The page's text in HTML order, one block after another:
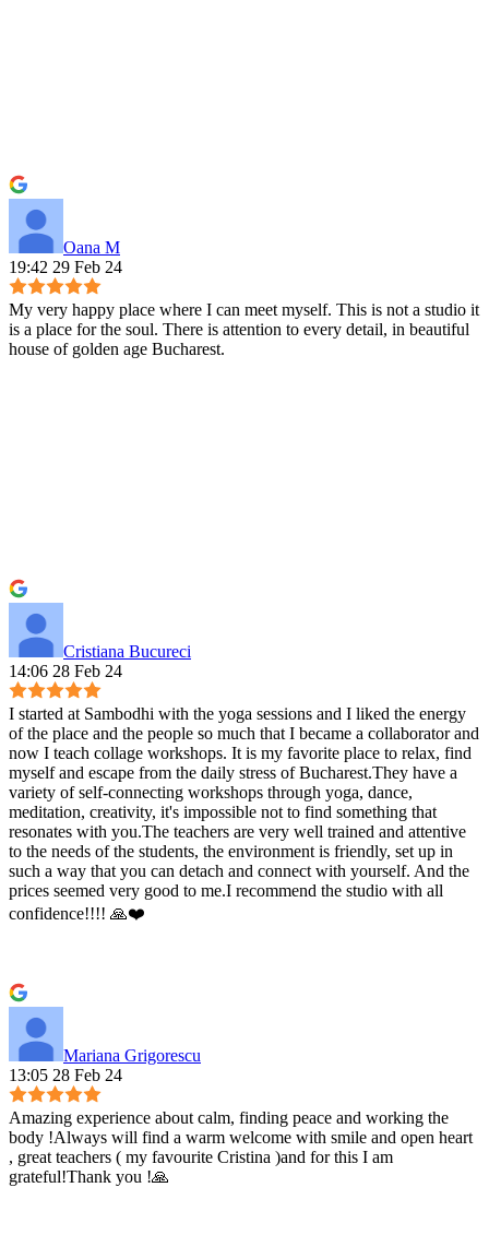
Oana M
19:42 29 Feb 24
My very happy place where I can meet myself. This is not a studio it
is a place for the soul. There is attention to every detail, in beautiful
house of golden age Bucharest.
Cristiana Bucureci
14:06 28 Feb 24
I started at Sambodhi with the yoga sessions and I liked the energy
of the place and the people so much that I became a collaborator and
now I teach collage workshops. It is my favorite place to relax, find
myself and escape from the daily stress of Bucharest.They have a
variety of self-connecting workshops through yoga, dance,
meditation, creativity, it's impossible not to find something that
resonates with you.The teachers are very well trained and attentive
to the needs of the students, the environment is friendly, set up in
such a way that you can detach and connect with yourself. And the
prices seemed very good to me.I recommend the studio with all
confidence!!!! 🙏❤️
Mariana Grigorescu
13:05 28 Feb 24
Amazing experience about calm, finding peace and working the
body !Always will find a warm welcome with smile and open heart
, great teachers ( my favourite Cristina )and for this I am
grateful!Thank you !🙏